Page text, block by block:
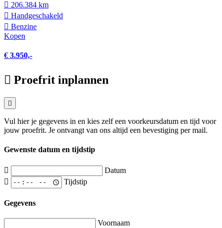
206.384 km
Hand­geschakeld
Benzine
Kopen
€ 3.950,-
Proefrit inplannen
Vul hier je gegevens in en kies zelf een voorkeursdatum en tijd voor
jouw proefrit. Je ontvangt van ons altijd een bevestiging per mail.
Gewenste datum en tijdstip
Datum
Tijdstip
Gegevens
Voornaam